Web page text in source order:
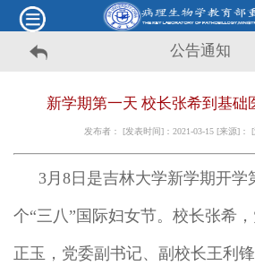
公告通知
新学期第一天 校长张希到基础
发布者： [发表时间]：2021-03-15 [来源]：
3月8日是吉林大学新学期开学
个“三八”国际妇女节。校长张希
正玉，党委副书记、副校长王利